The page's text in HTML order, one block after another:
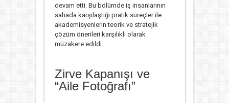
devam etti. Bu bölümde iş insanlarının
sahada karşılaştığı pratik süreçler ile
akademisyenlerin teorik ve stratejik
çözüm önerileri karşılıklı olarak
müzakere edildi.
Zirve Kapanışı ve
“Aile Fotoğrafı”